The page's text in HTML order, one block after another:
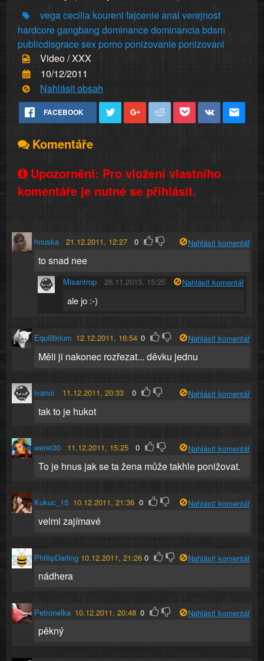
vegacecilia koureni fajcenieanal verejnost
hardcoregangbang dominancedominanciabdsm
publicdisgracesexpornoponizovanieponizovani
Video / XXX
10/12/2011
Nahlásit obsah
FACEBOOK
Komentáře
Upozornění: Pro vložení vlastního
komentáře je nutné se přihlásit.
hnuska 21.12.2011, 12:27 0 Nahlásit komentář
to snad nee
Misantrop 26.11.2013, 15:25 Nahlásit komentář
ale jo :-)
Equilibrium 12.12.2011, 16:54 0 Nahlásit komentář
Měli ji nakonec rozřezat... děvku jednu
ivanoi 11.12.2011, 20:33 0 Nahlásit komentář
tak to je hukot
weret30 11.12.2011, 15:25 0 Nahlásit komentář
To je hnus jak se ta žena může takhle ponižovat.
Kukuc_15 10.12.2011, 21:36 0 Nahlásit komentář
velmi zajímavé
PhillipDarling 10.12.2011, 21:26 0 Nahlásit komentář
nádhera
Petronelka 10.12.2011, 20:48 0 Nahlásit komentář
pěkný